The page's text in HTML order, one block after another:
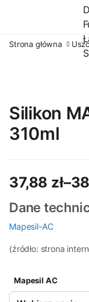
Strona główna
Silikon
310ml
37,88 zł–
Zakres
cen:
od
do
Dane
Mapesil-AC
(źródło: strona
Mapesil AC